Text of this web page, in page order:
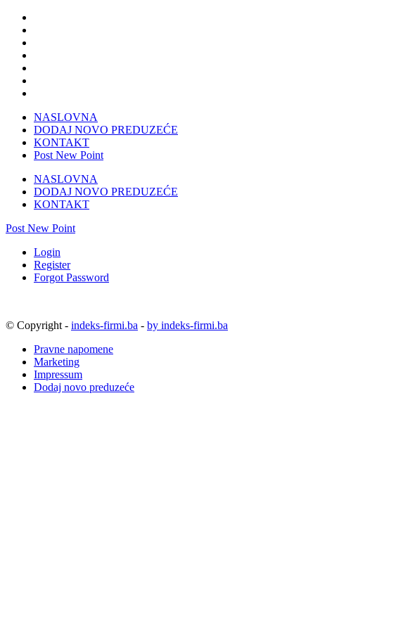
NASLOVNA
DODAJ NOVO PREDUZEĆE
KONTAKT
Post New Point
NASLOVNA
DODAJ NOVO PREDUZEĆE
KONTAKT
Post New Point
Login
Register
Forgot Password
© Copyright - indeks-firmi.ba - by indeks-firmi.ba
Pravne napomene
Marketing
Impressum
Dodaj novo preduzeće